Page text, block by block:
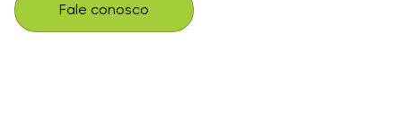
Fale conosco